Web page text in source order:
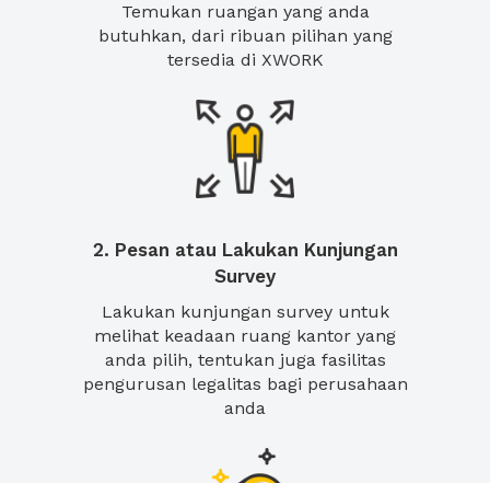
Temukan ruangan yang anda
butuhkan, dari ribuan pilihan yang
tersedia di XWORK
2. Pesan atau Lakukan Kunjungan
Survey
Lakukan kunjungan survey untuk
melihat keadaan ruang kantor yang
anda pilih, tentukan juga fasilitas
pengurusan legalitas bagi perusahaan
anda